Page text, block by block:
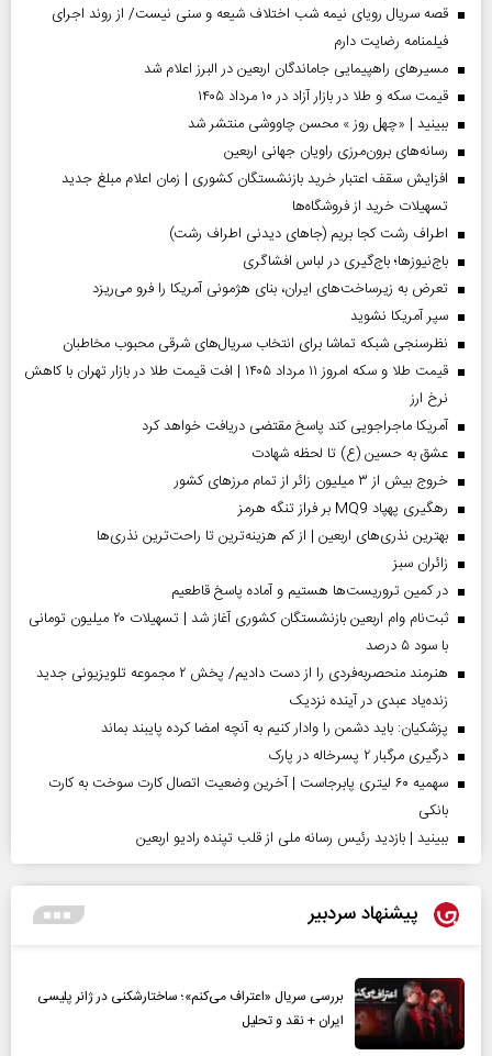
قصه سریال رویای نیمه شب اختلاف شیعه و سنی نیست/ از روند اجرای
فیلمنامه رضایت دارم
مسیر‌های راهپیمایی جاماندگان اربعین در البرز اعلام شد
قیمت سکه و طلا در بازار آزاد در ۱۰ مرداد ۱۴۰۵
ببینید | «چهل روز » محسن چاووشی منتشر شد
رسانه‌های برون‌مرزی راویان جهانی اربعین
افزایش سقف اعتبار خرید بازنشستگان کشوری | زمان اعلام مبلغ جدید
تسهیلات خرید از فروشگاه‌ها
اطراف رشت کجا بریم (جاهای دیدنی اطراف رشت)
باج‌نیوزها؛ باج‌گیری در لباس افشاگری
تعرض به زیرساخت‌های ایران، بنای هژمونی آمریکا را فرو می‌ریزد
سپر آمریکا نشوید
نظرسنجی شبکه تماشا برای انتخاب سریال‌های شرقی محبوب مخاطبان
قیمت طلا و سکه امروز ۱۱ مرداد ۱۴۰۵ | افت قیمت طلا در بازار تهران با کاهش
نرخ ارز
آمریکا ماجراجویی کند پاسخ مقتضی دریافت خواهد کرد
عشق به حسین (ع) تا لحظه شهادت
خروج بیش از ۳ میلیون زائر از تمام مرز‌های کشور
رهگیری پهپاد MQ9 بر فراز تنگه هرمز
بهترین نذری‌های اربعین | از کم هزینه‌ترین تا راحت‌ترین نذری‌ها
‌زائران سبز
در کمین تروریست‌ها هستیم و آماده پاسخ قاطعیم
ثبت‌نام وام اربعین بازنشستگان کشوری آغاز شد | تسهیلات ۲۰ میلیون تومانی
با سود ۵ درصد
هنرمند منحصر‌به‌فردی را از دست دادیم/ پخش ۲ مجموعه تلویزیونی جدید
زنده‌یاد عبدی در آینده نزدیک
پزشکیان: باید دشمن را وادار کنیم به آنچه امضا کرده پایبند بماند
درگیری مرگبار ۲ پسرخاله در پارک
سهمیه ۶۰ لیتری پابرجاست | آخرین وضعیت اتصال کارت سوخت به کارت
بانکی
ببینید | بازدید رئیس رسانه ملی از قلب تپنده رادیو اربعین
پیشنهاد سردبیر
بررسی سریال «اعتراف می‌کنم»؛ ساختارشکنی در ژانر پلیسی
ایران + نقد و تحلیل